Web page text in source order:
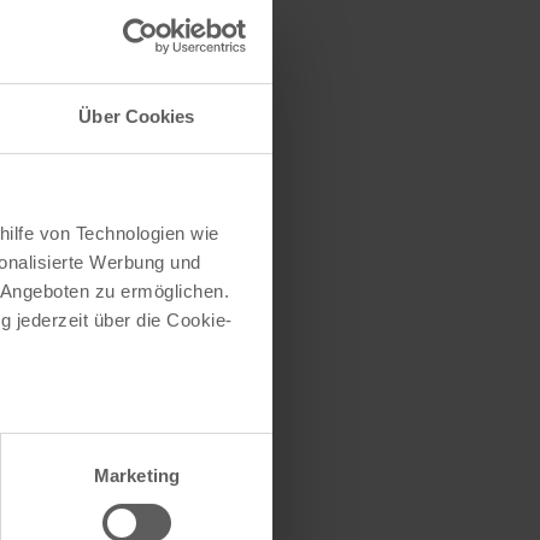
Über Cookies
von Technologien wie
Werbung und
zu ermöglichen.
jederzeit über die Cookie-
sein können
Präferenzen imAbschnitt
Marketing
herausfinden
(oder einen Teil